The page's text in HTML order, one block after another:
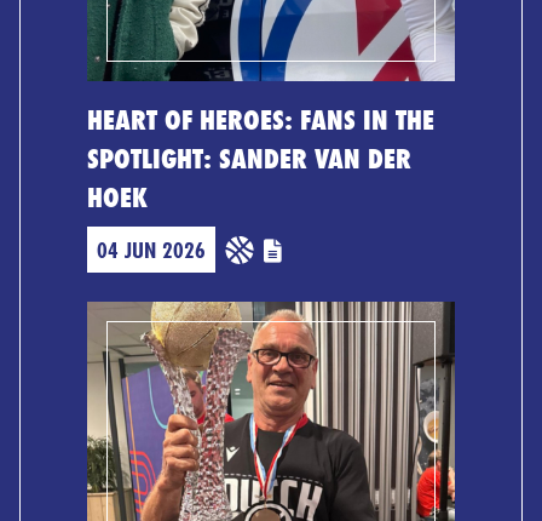
HEART OF HEROES: FANS IN THE
SPOTLIGHT: SANDER VAN DER
HOEK
04 JUN 2026